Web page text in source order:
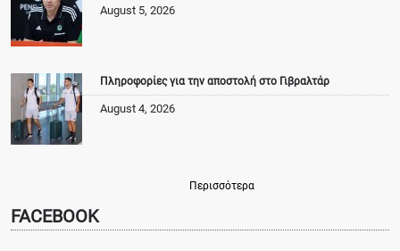
August 5, 2026
Πληροφορίες για την αποστολή στο Γιβραλτάρ
August 4, 2026
Περισσότερα
FACEBOOK